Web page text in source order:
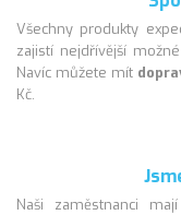
Všechny produkty
zajistí nejdřívější
Navíc můžete mít
Kč.
Naši zaměstnanci mají